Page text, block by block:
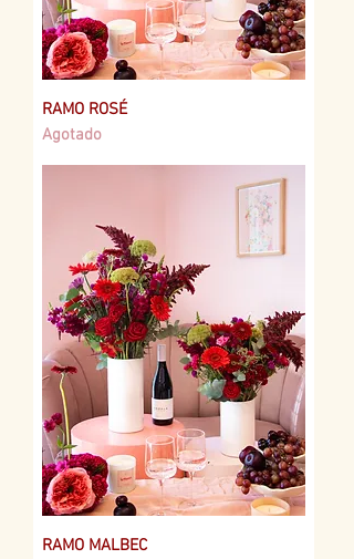
RAMO ROSÉ
Agotado
RAMO MALBEC